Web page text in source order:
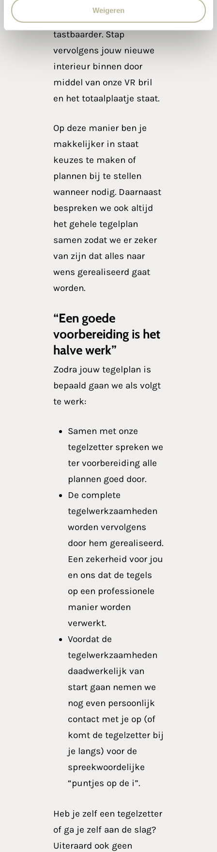
Weigeren
gekozen tegels, alsnog
tastbaarder. Stap
vervolgens jouw nieuwe
interieur binnen door
middel van onze VR bril
en het totaalplaatje staat.
Op deze manier ben je
makkelijker in staat
keuzes te maken of
plannen bij te stellen
wanneer nodig. Daarnaast
bespreken we ook altijd
het gehele tegelplan
samen zodat we er zeker
van zijn dat alles naar
wens gerealiseerd gaat
worden.
“Een goede
voorbereiding is het
halve werk”
Zodra jouw tegelplan is
bepaald gaan we als volgt
te werk:
Samen met onze
tegelzetter spreken we
ter voorbereiding alle
plannen goed door.
De complete
tegelwerkzaamheden
worden vervolgens
door hem gerealiseerd.
Een zekerheid voor jou
en ons dat de tegels
op een professionele
manier worden
verwerkt.
Voordat de
tegelwerkzaamheden
daadwerkelijk van
start gaan nemen we
nog even persoonlijk
contact met je op (of
komt de tegelzetter bij
je langs) voor de
spreekwoordelijke
“puntjes op de i”.
Heb je zelf een tegelzetter
of ga je zelf aan de slag?
Uiteraard ook geen